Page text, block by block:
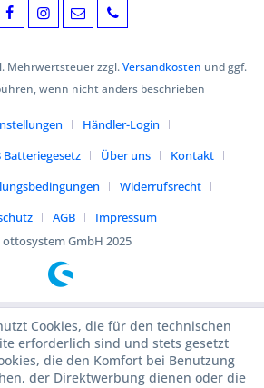
Mehrwertsteuer zzgl.Versandkosten und ggf.
wenn nicht anders beschrieben
Händler-Login
Batteriegesetz
Über uns
Kontakt
Widerrufsrecht
AGB
Impressum
GmbH 2025
Cookies, die für den technischen
erforderlich sind und stets gesetzt
die den Komfort bei Benutzung
der Direktwerbung dienen oder die